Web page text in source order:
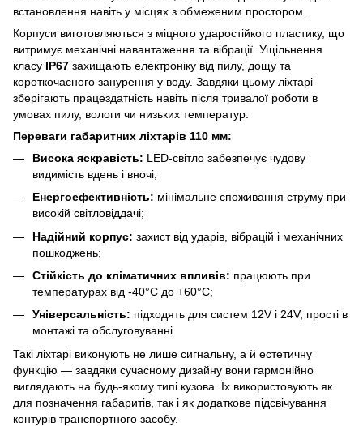
встановлення навіть у місцях з обмеженим простором.
Корпуси виготовляються з міцного ударостійкого пластику, що
витримує механічні навантаження та вібрації. Ущільнення
класу IP67 захищають електроніку від пилу, дощу та
короткочасного занурення у воду. Завдяки цьому ліхтарі
зберігають працездатність навіть після тривалої роботи в
умовах пилу, вологи чи низьких температур.
Переваги габаритних ліхтарів 110 мм:
Висока яскравість: LED-світло забезпечує чудову
видимість вдень і вночі;
Енергоефективність: мінімальне споживання струму при
високій світловіддачі;
Надійний корпус: захист від ударів, вібрацій і механічних
пошкоджень;
Стійкість до кліматичних впливів: працюють при
температурах від -40°C до +60°C;
Універсальність: підходять для систем 12V і 24V, прості в
монтажі та обслуговуванні.
Такі ліхтарі виконують не лише сигнальну, а й естетичну
функцію — завдяки сучасному дизайну вони гармонійно
виглядають на будь-якому типі кузова. Їх використовують як
для позначення габаритів, так і як додаткове підсвічування
контурів транспортного засобу.